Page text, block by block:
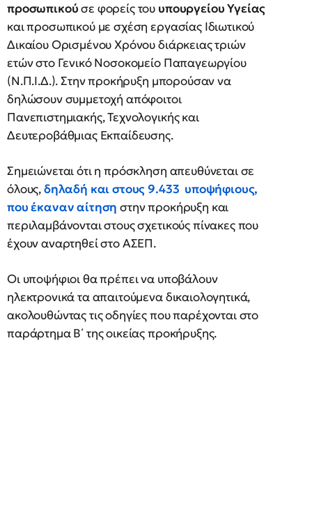
προσωπικούσε φορείς του υπουργείου Υγείας
και προσωπικού με σχέση εργασίας Ιδιωτικού
Δικαίου Ορισμένου Χρόνου διάρκειας τριών
ετών στο Γενικό Νοσοκομείο Παπαγεωργίου
(Ν.Π.Ι.Δ.). Στην προκήρυξη μπορούσαν να
δηλώσουν συμμετοχή απόφοιτοι
Πανεπιστημιακής, Τεχνολογικής και
Δευτεροβάθμιας Εκπαίδευσης.
Σημειώνεται ότι η πρόσκληση απευθύνεται σε
όλους,δηλαδή και στους 9.433 υποψήφιους,
που έκαναν αίτηση στην προκήρυξη και
περιλαμβάνονται στους σχετικούς πίνακες που
έχουν αναρτηθεί στο ΑΣΕΠ.
Οι υποψήφιοι θα πρέπει να υποβάλουν
ηλεκτρονικά τα απαιτούμενα δικαιολογητικά,
ακολουθώντας τις οδηγίες που παρέχονται στο
παράρτημα Β΄ της οικείας προκήρυξης.